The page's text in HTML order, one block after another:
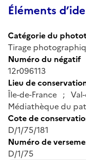
Éléments
Catégorie du
Tirage
Numéro du négatif
12r096113
Lieu de
Île-de-France ;
Médiathèque du
Cote de
D/1/75/181
Numéro de
D/1/75